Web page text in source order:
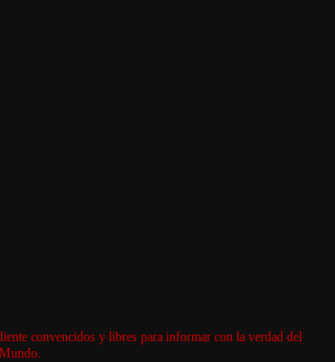
convencidos y libres para informar con la verdad del